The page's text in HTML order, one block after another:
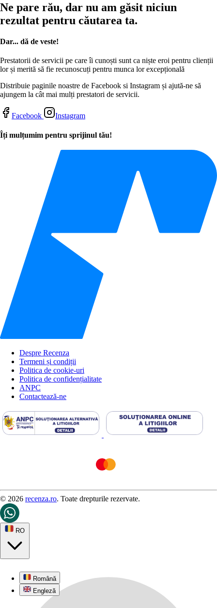
Ne pare rău, dar nu am găsit niciun
rezultat pentru căutarea ta.
Dar... dă de veste!
Prestatorii de servicii pe care îi cunoști sunt ca niște eroi pentru clienții
lor și merită să fie recunoscuți pentru munca lor excepțională
Distribuie paginile noastre de Facebook si Instagram și ajută-ne să
ajungem la cât mai mulți prestatori de servicii.
Facebook Instagram
Îți mulțumim pentru sprijinul tău!
Despre Recenza
Termeni și condiții
Politica de cookie-uri
Politica de confidențialitate
ANPC
Contactează-ne
© 2026 recenza.ro. Toate drepturile rezervate.
RO
Română
Engleză